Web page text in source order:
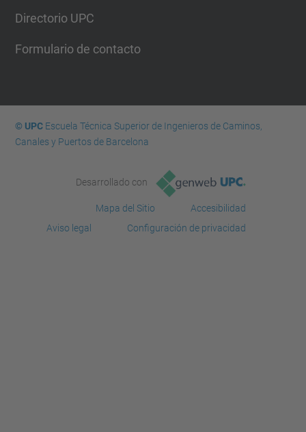
Directorio UPC
Formulario de contacto
© UPCEscuela Técnica Superior de Ingenieros de Caminos,
Canales y Puertos de Barcelona
Desarrollado con
Mapa del Sitio
Accesibilidad
Aviso legal
Configuración de privacidad